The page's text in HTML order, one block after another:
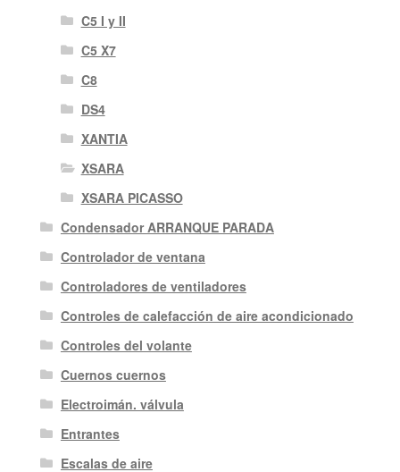
C5 I y II
C5 X7
C8
DS4
XANTIA
XSARA
XSARA PICASSO
Condensador ARRANQUE PARADA
Controlador de ventana
Controladores de ventiladores
Controles de calefacción de aire acondicionado
Controles del volante
Cuernos cuernos
Electroimán. válvula
Entrantes
Escalas de aire